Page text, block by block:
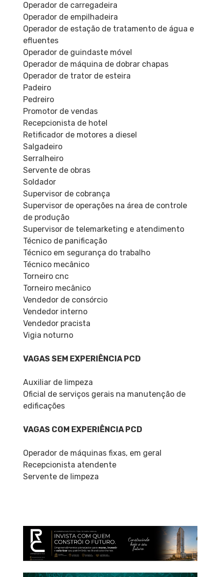
Operador de carregadeira
Operador de empilhadeira
Operador de estação de tratamento de água e
efluentes
Operador de guindaste móvel
Operador de máquina de dobrar chapas
Operador de trator de esteira
Padeiro
Pedreiro
Promotor de vendas
Recepcionista de hotel
Retificador de motores a diesel
Salgadeiro
Serralheiro
Servente de obras
Soldador
Supervisor de cobrança
Supervisor de operações na área de controle
de produção
Supervisor de telemarketing e atendimento
Técnico de panificação
Técnico em segurança do trabalho
Técnico mecânico
Torneiro cnc
Torneiro mecânico
Vendedor de consórcio
Vendedor interno
Vendedor pracista
Vigia noturno
VAGAS SEM EXPERIÊNCIA PCD
Auxiliar de limpeza
Oficial de serviços gerais na manutenção de
edificações
VAGAS COM EXPERIÊNCIA PCD
Operador de máquinas fixas, em geral
Recepcionista atendente
Servente de limpeza